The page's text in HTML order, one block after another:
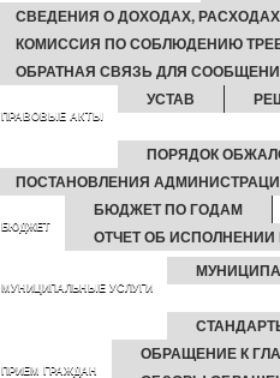
СВЕДЕНИЯ О ДОХОДАХ,
КОМИССИЯ ПО СОБЛЮДЕНИЮ
ОБРАТНАЯ СВЯЗЬ ДЛЯ
ПРАВОВЫЕ АКТЫ
УСТАВ
ПОРЯДОК
ПОСТАНОВЛЕНИЯ
БЮДЖЕТ
БЮДЖЕТ ПО ГОДАМ
ОТЧЕТ ОБ
МУНИЦИПАЛЬНЫЕ УСЛУГИ
ПРИЕМ ГРАЖДАН
ОБРАЩЕНИЕ К